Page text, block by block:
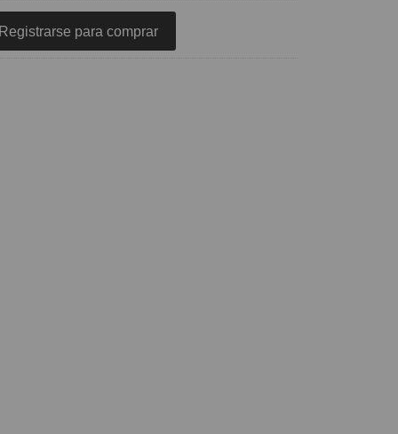
Registrarse para comprar